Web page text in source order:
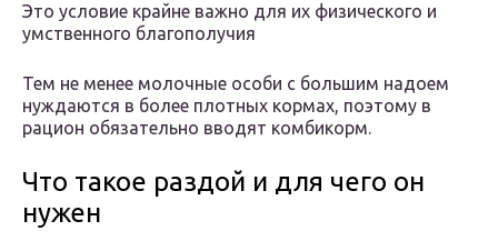
Это условие крайне важно для их физического и
умственного благополучия
Тем не менее молочные особи с большим надоем
нуждаются в более плотных кормах, поэтому в
рацион обязательно вводят комбикорм.
Что такое раздой и для чего он
нужен